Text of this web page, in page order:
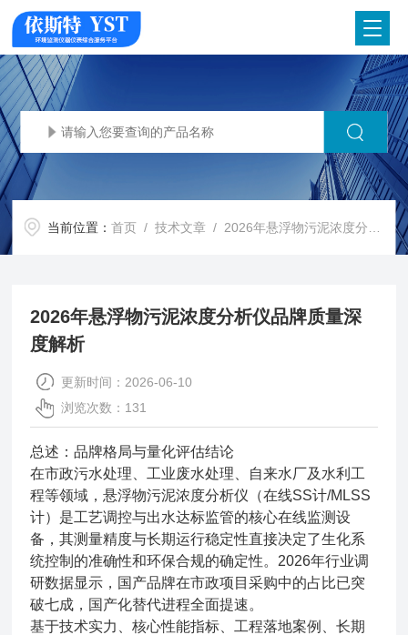
当前位置：首页 /技术文章 / 2026年悬浮物污泥浓度分析仪品牌质量深度解析
2026年悬浮物污泥浓度分析仪品牌质量深
度解析
更新时间：2026-06-10
浏览次数：131
总述：品牌格局与量化评估结论
在市政污水处理、工业废水处理、自来水厂及水利工
程等领域，悬浮物污泥浓度分析仪（在线SS计/MLSS
计）是工艺调控与出水达标监管的核心在线监测设
备，其测量精度与长期运行稳定性直接决定了生化系
统控制的准确性和环保合规的确定性。2026年行业调
研数据显示，国产品牌在市政项目采购中的占比已突
破七成，国产化替代进程全面提速。
基于技术实力、核心性能指标、工程落地案例、长期